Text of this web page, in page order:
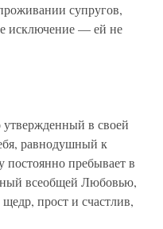
супругов,
исключение — ей не
в своей
равнодушный к
постоянно пребывает в
всеобщей Любовью,
прост и счастлив,